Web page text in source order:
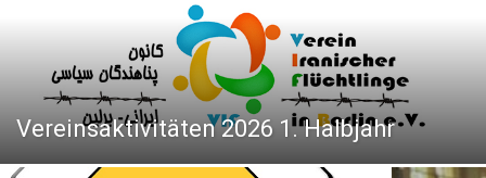
Vereinsaktivitäten 2026 1. Halbjahr